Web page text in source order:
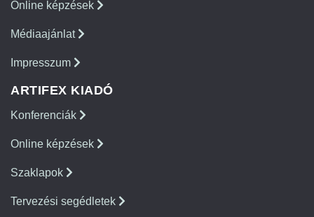
Online képzések
Médiaajánlat
Impresszum
ARTIFEX KIADÓ
Konferenciák
Online képzések
Szaklapok
Tervezési segédletek